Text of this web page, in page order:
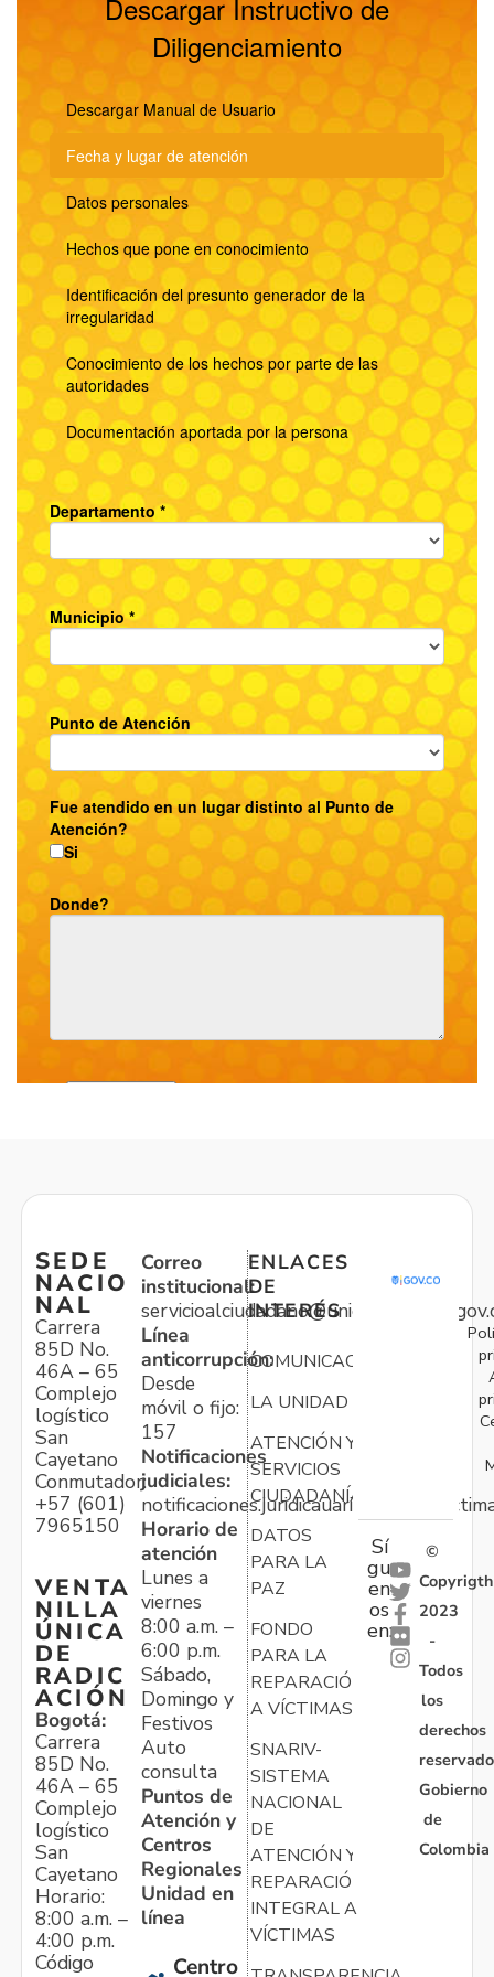
SEDE
NACIO
NAL
Carrera
85D No.
46A – 65
Complejo
logístico
San
Cayetano
Conmutador:
+57 (601)
7965150
VENTA
NILLA
ÚNICA
DE
RADIC
ACIÓN
Bogotá:
Carrera
85D No.
46A – 65
Complejo
logístico
San
Cayetano
Horario:
8:00 a.m. –
4:00 p.m.
Código
Correo
institucional:
Línea
anticorrupción:
Desde
móvil o fijo:
157
Notificaciones
judiciales:
Horario de
atención
Lunes a
viernes
8:00 a.m. –
6:00 p.m.
Sábado,
Domingo y
Festivos
Auto
consulta
Puntos de
Atención y
Centros
Regionales
Unidad en
línea
Centro
ENLACES
DE
INTERÉS
COMUNICACIONES
LA UNIDAD
ATENCIÓN Y
SERVICIOS
CIUDADANÍA
DATOS
PARA LA
PAZ
FONDO
PARA LA
REPARACIÓN
A VÍCTIMAS
SNARIV-
SISTEMA
NACIONAL
DE
ATENCIÓN Y
REPARACIÓN
INTEGRAL A
VÍCTIMAS
Sí
gu
en
os
en:
©
Copyrigth
2023
-
Todos
los
derechos
Gobierno
de
Colombia